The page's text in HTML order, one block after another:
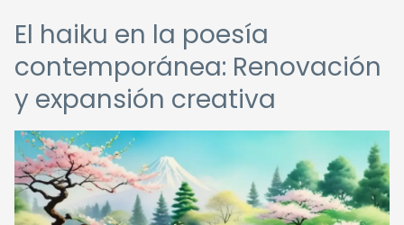
El haiku en la poesía
contemporánea: Renovación
y expansión creativa